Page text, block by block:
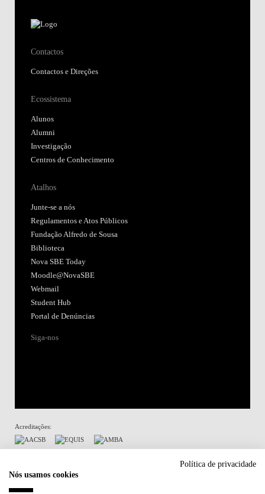
Contactos
Contactos e Direções
Ecossistema
Alunos
Alumni
Investigação
Centros de Conhecimento
Atalhos
Junte-se a nós
Regulamentos e Atos Públicos
Fundação Alfredo de Sousa
Biblioteca
Nova SBE Today
Moodle@NovaSBE
Webmail
Student Hub
Portal de Denúncias
Siga-nos
Acreditações:
Participa em:
Política de privacidade
Nós usamos cookies